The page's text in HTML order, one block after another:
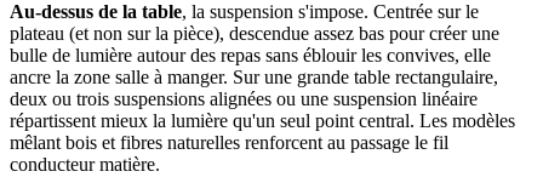
Au-dessus de la table, la suspension s'impose. Centrée sur le
plateau (et non sur la pièce), descendue assez bas pour créer une
bulle de lumière autour des repas sans éblouir les convives, elle
ancre la zone salle à manger. Sur une grande table rectangulaire,
deux ou trois suspensions alignées ou une suspension linéaire
répartissent mieux la lumière qu'un seul point central. Les modèles
mêlant bois et fibres naturelles renforcent au passage le fil
conducteur matière.